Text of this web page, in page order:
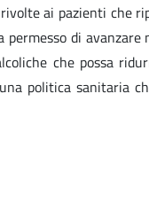
ai pazienti che
di
che possa
politica sanitaria